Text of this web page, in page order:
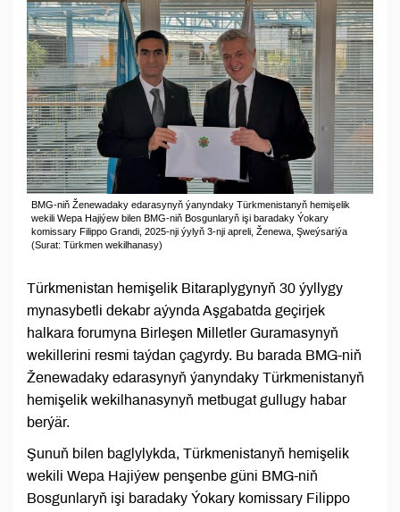
BMG-niň Ženewadaky edarasynyň ýanyndaky Türkmenistanyň hemişelik
wekili Wepa Hajiýew bilen BMG-niň Bosgunlaryň işi baradaky Ýokary
komissary Filippo Grandi, 2025-nji ýylyň 3-nji apreli, Ženewa, Şweýsariýa
(Surat: Türkmen wekilhanasy)
Türkmenistan hemişelik Bitaraplygynyň 30 ýyllygy
mynasybetli dekabr aýynda Aşgabatda geçirjek
halkara forumyna Birleşen Milletler Guramasynyň
wekillerini resmi taýdan çagyrdy. Bu barada BMG-niň
Ženewadaky edarasynyň ýanyndaky Türkmenistanyň
hemişelik wekilhanasynyň metbugat gullugy habar
berýär.
Şunuň bilen baglylykda, Türkmenistanyň hemişelik
wekili Wepa Hajiýew penşenbe güni BMG-niň
Bosgunlaryň işi baradaky Ýokary komissary Filippo